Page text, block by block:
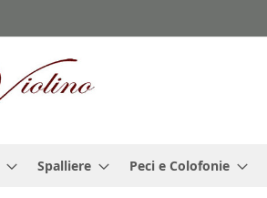
Spalliere Peci e Colofonie